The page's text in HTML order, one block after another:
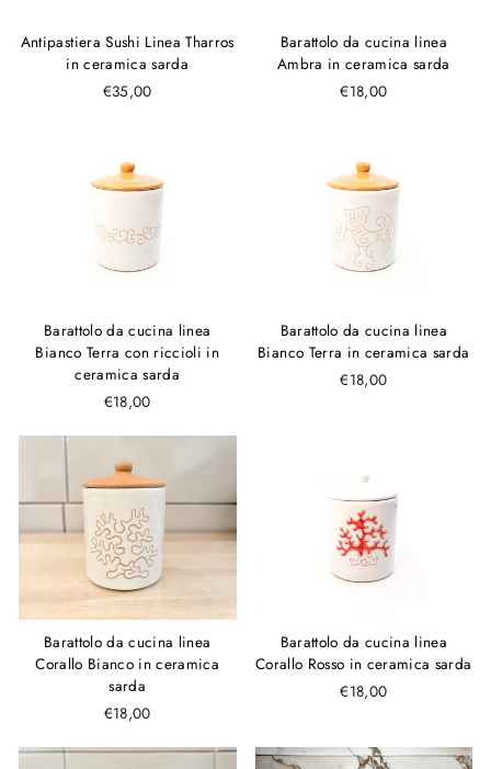
Antipastiera Sushi Linea Tharros
in ceramica sarda
€35,00
Barattolo da cucina linea
Ambra in ceramica sarda
€18,00
Barattolo da cucina linea
Bianco Terra con riccioli in
ceramica sarda
€18,00
Barattolo da cucina linea
Bianco Terra in ceramica sarda
€18,00
Barattolo da cucina linea
Corallo Bianco in ceramica
sarda
€18,00
Barattolo da cucina linea
Corallo Rosso in ceramica sarda
€18,00